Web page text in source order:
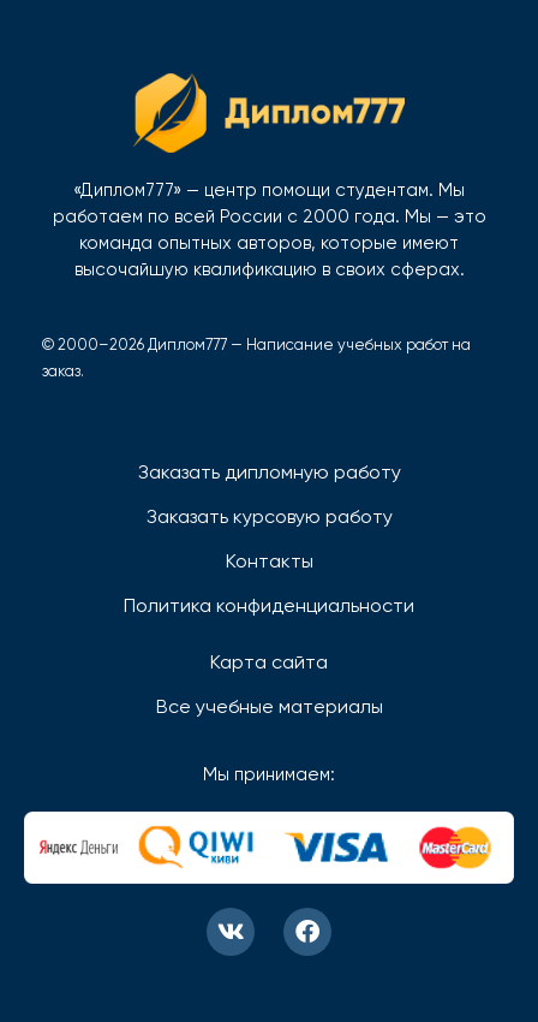
«Диплом777» — центр помощи студентам. Мы
работаем по всей России с 2000 года. Мы — это
команда опытных авторов, которые имеют
высочайшую квалификацию в своих сферах.
© 2000–2026 Диплом777 — Написание учебных работ на
заказ.
Заказать дипломную работу
Заказать курсовую работу
Контакты
Политика конфиденциальности
Карта сайта
Все учебные материалы
Мы принимаем: